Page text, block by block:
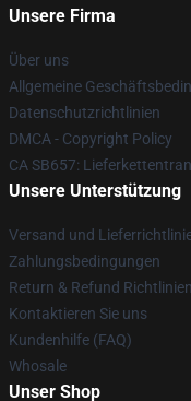
Unsere Firma
Über uns
Allgemeine
Datenschutzrichtlinien
DMCA - Copyright Policy
CA SB657:
Unsere Unterstützung
Versand und
Zahlungsbedingungen
Return & Refund Richtlinien
Kontaktieren Sie uns
Kundenhilfe (FAQ)
Whosale
Unser Shop